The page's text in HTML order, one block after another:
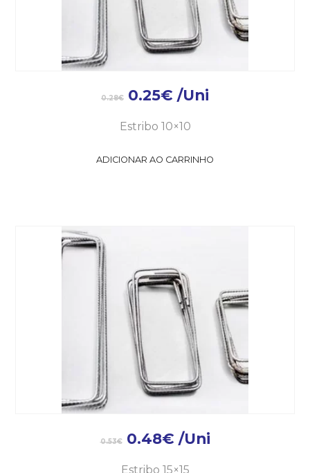
0.28€ 0.25€ /Uni
Estribo 10×10
ADICIONAR AO CARRINHO
0.53€ 0.48€ /Uni
Estribo 15×15